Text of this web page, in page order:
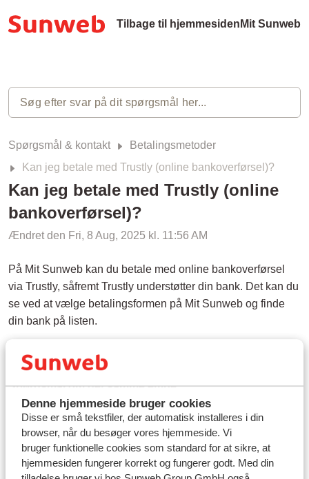
Denne hjemmeside bruger cookies
Disse er små tekstfiler, der automatisk installeres i din
browser, når du besøger vores hjemmeside. Vi
bruger funktionelle cookies som standard for at sikre, at
hjemmesiden fungerer korrekt og fungerer godt. Med din
Tilbage til hjemmesiden Mit Sunweb
Spørgsmål & kontakt
Betalingsmetoder
Kan jeg betale med Trustly (online bankoverførsel)?
Kan jeg betale med Trustly (online
bankoverførsel)?
Ændret den Fri, 8 Aug, 2025 kl. 11:56 AM
På Mit Sunweb kan du betale med online bankoverførsel
via Trustly, såfremt Trustly understøtter din bank. Det kan du
se ved at vælge betalingsformen på Mit Sunweb og finde
din bank på listen.
Spørgsmål om det samme emne
Hvordan kan jeg betale min rejse?
Kan jeg betale med betalingskort?
Kan jeg betale med bankoverførsel?